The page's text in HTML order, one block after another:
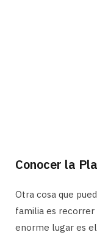
Conocer la
Otra cosa que
familia es recorrer
enorme lugar es